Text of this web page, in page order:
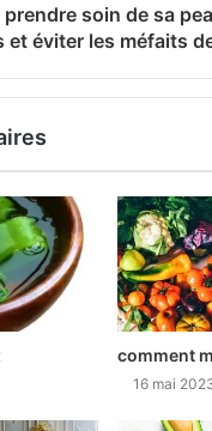
soin de sa
et éviter les méfaits
comment
16 mai